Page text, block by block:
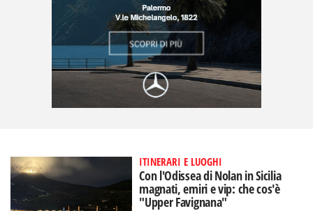
ITINERARI E LUOGHI
Con l'Odissea di Nolan in Sicilia
magnati, emiri e vip: che cos'è
"Upper Favignana"